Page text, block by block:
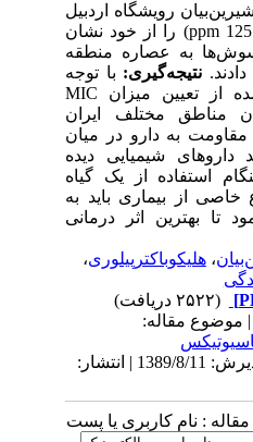
رویشگاه اردبیل
کمترین MIC (حداقل ppm 125) را از خود نشان
به عصاره منطقه
نتیجه‌گیری:با توجه
به نتایج به دست آمده از تعیین میزان MIC
مختلف ایران
به دارو در میان
شیمیایی دیده
استفاده از یک گیاه
از بیماری باید به
بهترین اثر درمانی
،هلیکوباکترپیلوری،
(۲۵۲۲ دریافت)
مقاله:
دریافت: 1389/1/20 | پذیرش: 1389/8/11 | انتشار:
: نام کاربری یا پست